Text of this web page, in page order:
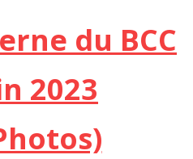
du BCC
2023